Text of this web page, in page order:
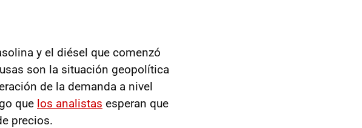
y el diésel que comenzó
son la situación geopolítica
de la demanda a nivel
que los analistas esperan que
precios.